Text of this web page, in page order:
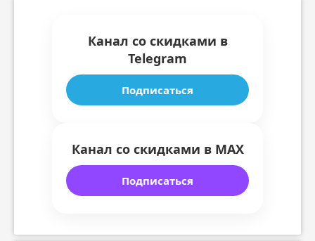
Канал со скидками в
Telegram
Подписаться
Канал со скидками в MAX
Подписаться